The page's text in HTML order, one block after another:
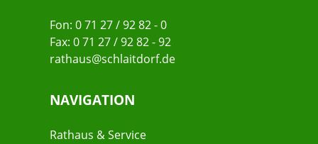
Fon: 0 71 27 / 92 82 - 0
Fax: 0 71 27 / 92 82 - 92
rathaus@schlaitdorf.de
NAVIGATION
Rathaus & Service